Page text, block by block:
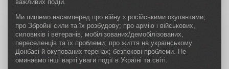
важливих подій.
Ми пишемо насамперед про війну з російськими окупантами;
про Збройні сили та їх розбудову; про армію і військових,
силовиків і ветеранів, мобілізованих/демобілізованих,
переселенців та їх проблеми; про життя на українському
Донбасі й окупованих теренах; безпекові проблеми. Не
оминаємо інші варті уваги події в Україні та світі.